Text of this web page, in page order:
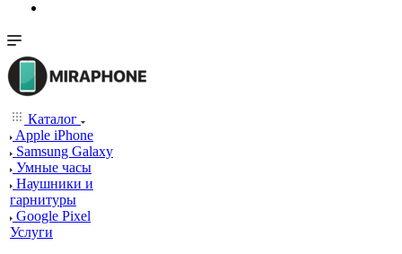
Каталог
Apple iPhone
Samsung Galaxy
Умные часы
Наушники и
гарнитуры
Google Pixel
Услуги